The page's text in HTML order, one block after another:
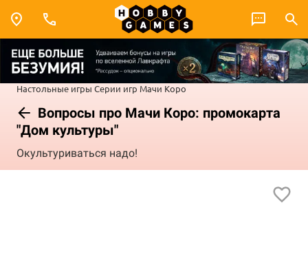
Настольные игры Серии игр Мачи Коро
Вопросы про Мачи Коро: промокарта
"Дом культуры"
Окультуриваться надо!